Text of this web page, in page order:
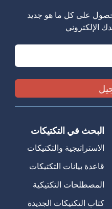
على كل ما هو جديد
الإلكتروني
البحث في التكتيكات
الاستراتيجية والتكتيكات
قاعدة بيانات التكتيكات
المصطلحات التكتيكية
كتاب التكتيكات الجديدة